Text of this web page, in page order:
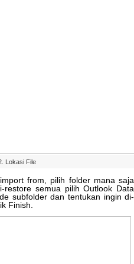
. Lokasi File
import from pilih folder mana saja
-restore semua pilih Outlook Data
subfolder dan tentukan ingin di-
Finish